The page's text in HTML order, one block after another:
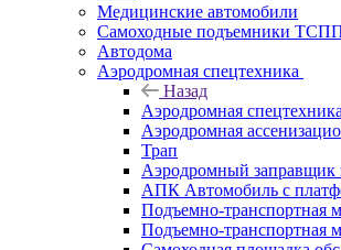
Медицинские автомобили
Самоходные подъемники
Автодома
Аэродромная спецтехника
Назад
Аэродромная спецтехника
Аэродромная
Трап
Аэродромный заправщик
АПК Автомобиль с
Подъемно-транспортная
Подъемно-транспортная